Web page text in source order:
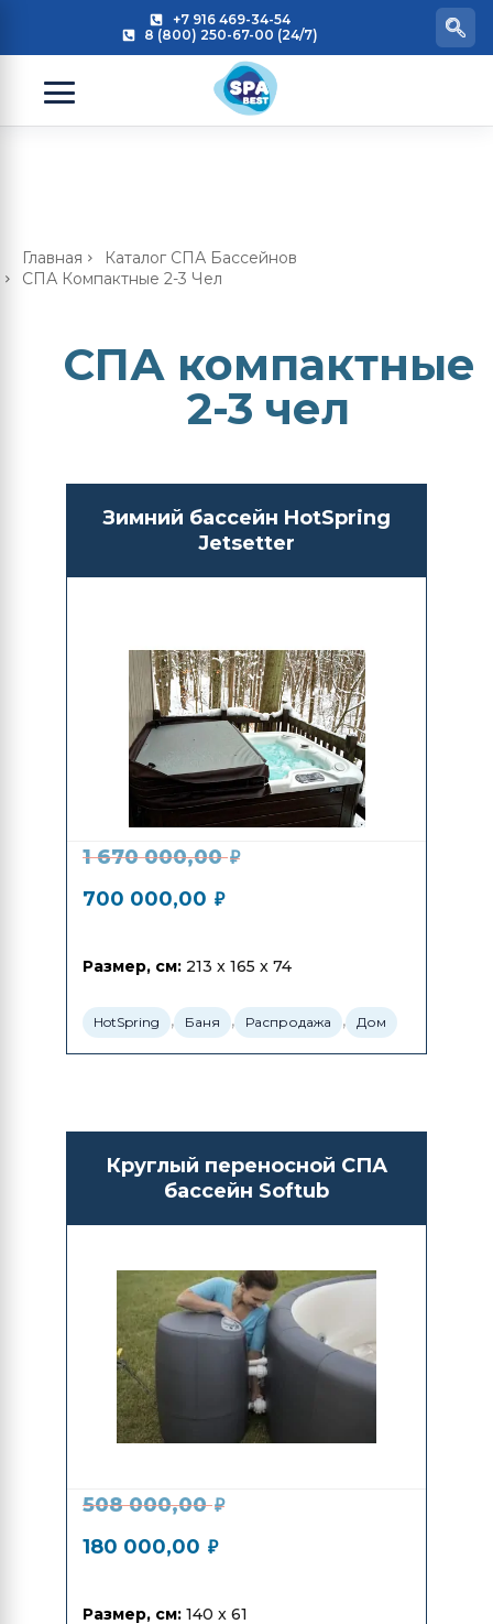
+7 916 469-34-54
8 (800) 250-67-00 (24/7)
Главная
Каталог СПА Бассейнов
СПА Компактные 2-3 Чел
СПА компактные
2-3 чел
Зимний бассейн HotSpring
Jetsetter
1 670 000,00₽
700 000,00 ₽
Размер, см: 213 x 165 x 74
HotSpring , Баня , Распродажа , Дом
Круглый переносной СПА
бассейн Softub
508 000,00₽
180 000,00 ₽
Размер, см: 140 x 61